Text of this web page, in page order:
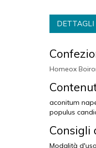
DETTAGLI
Homeox
aconitum
populus
Consigli
Modalità